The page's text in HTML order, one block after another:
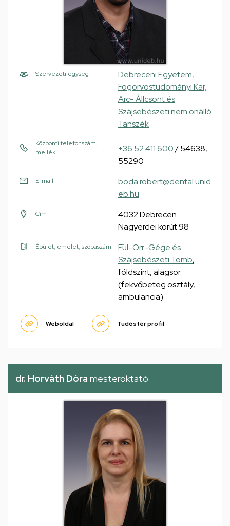
Szervezeti egység
Debreceni Egyetem,
Fogorvostudományi Kar,
Arc- Állcsont és
Szájsebészeti nem önálló
Tanszék
Központi telefonszám,
mellék
+36 52 411 600/ 54638,
55290
E-mail
boda.robert@dental.unid
eb.hu
Cím
4032 Debrecen
Nagyerdei körút 98
Épület, emelet, szobaszám
Fül-Orr-Gége és
Szájsebészeti Tömb,
földszint, alagsor
(fekvőbeteg osztály,
ambulancia)
Weboldal Tudóstér profil
dr. Horváth Dóra mesteroktató